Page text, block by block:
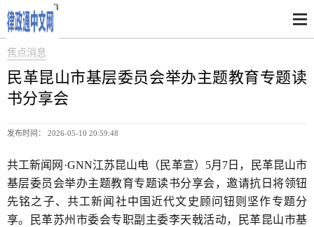
焦点消息
民革昆山市基层委员会举办主题教育专题读
书分享会
发布时间： 2026-05-10 20:59:48
共工新闻网·GNN江苏昆山电（民革宣）5月7日，民革昆山市
基层委员会举办主题教育专题读书分享会，邀请抗日将领钮
先铭之子、共工新闻社中国近代文史顾问钮则坚作专题分
享。民革苏州市委会专职副主委李天戟活动，民革昆山市基